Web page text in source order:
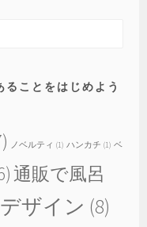
ことをはじめよう
ノベルティ (1) ハンカチ (1) ベ
通販で風呂
ザイン (8)